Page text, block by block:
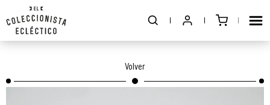
Volver